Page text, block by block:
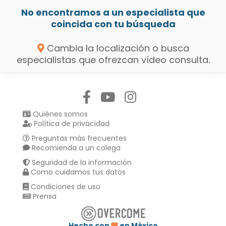
No encontramos a un especialista que
coincida con tu búsqueda
Cambia la localización o busca
especialistas que ofrezcan vídeo consulta.
Quiénes somos
Política de privacidad
Preguntas más frecuentes
Recomienda a un colega
Seguridad de la información
Como cuidamos tus datos
Condiciones de uso
Prensa